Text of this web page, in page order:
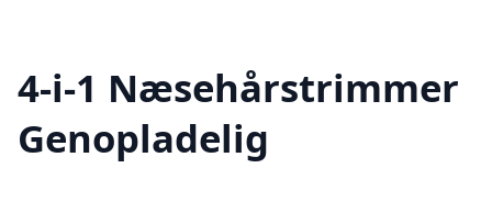
4-i-1 Næsehårstrimmer
Genopladelig